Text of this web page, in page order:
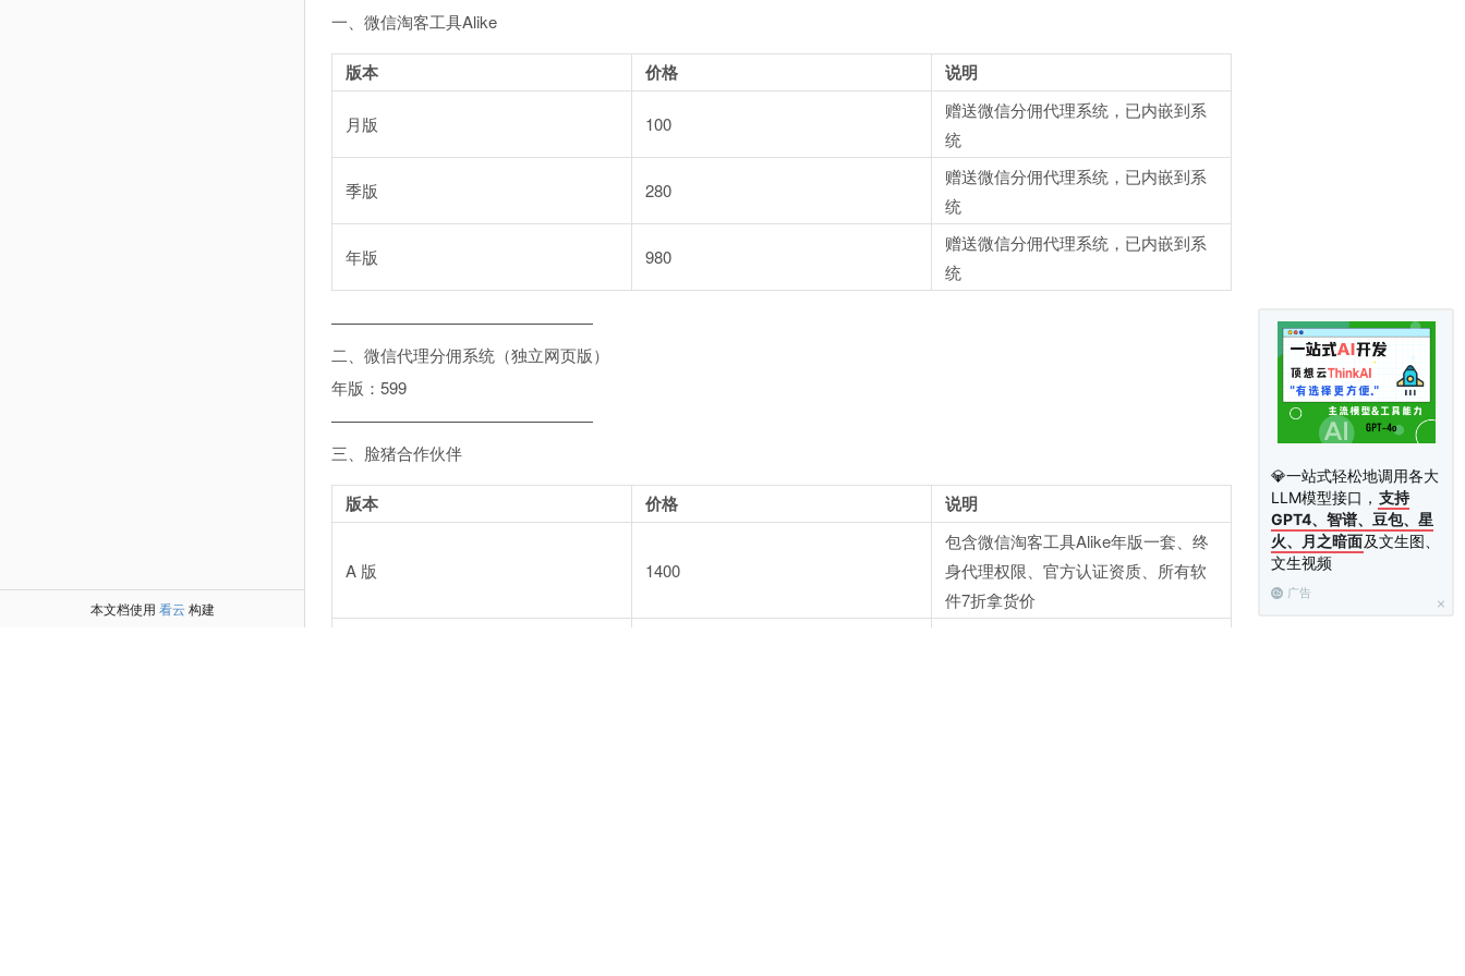
💎一站式轻松地调用各大
LLM模型接口， 支持
GPT4、智谱、豆包、星
火、月之暗面及文生图、
文生视频
广告
本文档使用 看云 构建
一、微信淘客工具Alike
版本 价格 说明
月版 100
赠送微信分佣代理系统，已内嵌到系
统
季版 280
赠送微信分佣代理系统，已内嵌到系
统
年版 980
赠送微信分佣代理系统，已内嵌到系
统
————————————————
二、微信代理分佣系统（独立网页版）
年版：599
————————————————
三、脸猪合作伙伴
版本 价格 说明
A 版 1400
包含微信淘客工具Alike年版一套、终
身代理权限、官方认证资质、所有软
件7折拿货价